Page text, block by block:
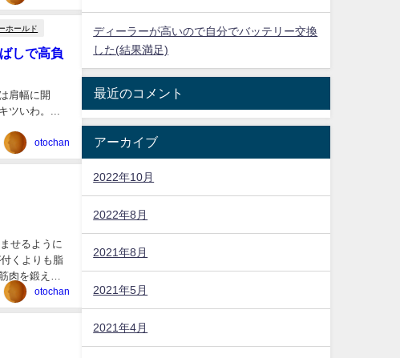
ホールド
しで高負
肩幅に開
ツいわ。...
otochan
せるように
くよりも脂
肉を鍛えま
otochan
ディーラーが高いので自分でバッテリー交換
した(結果満足)
最近のコメント
アーカイブ
2022年10月
2022年8月
2021年8月
2021年5月
2021年4月